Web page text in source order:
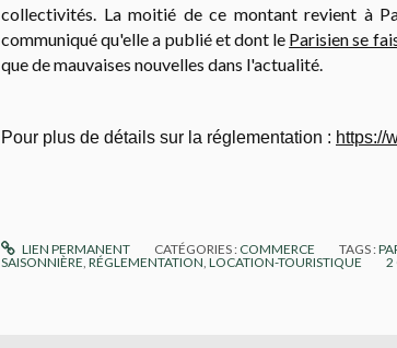
collectivités. La moitié de ce montant revient à
communiqué qu'elle a publié et dont le Parisien se
que de mauvaises nouvelles dans l'actualité.
Pour plus de détails sur la réglementation : https://
LIEN PERMANENT CATÉGORIES : COMMERCE TAGS :
SAISONNIÈRE RÉGLEMENTATION LOCATION-TOURISTIQUE 2